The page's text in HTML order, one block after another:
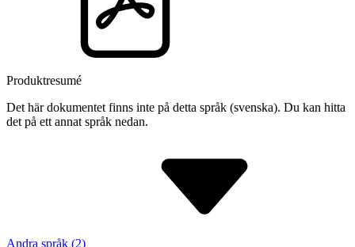
Produktresumé
Det här dokumentet finns inte på detta språk (svenska). Du kan hitta
det på ett annat språk nedan.
Andra språk (2)